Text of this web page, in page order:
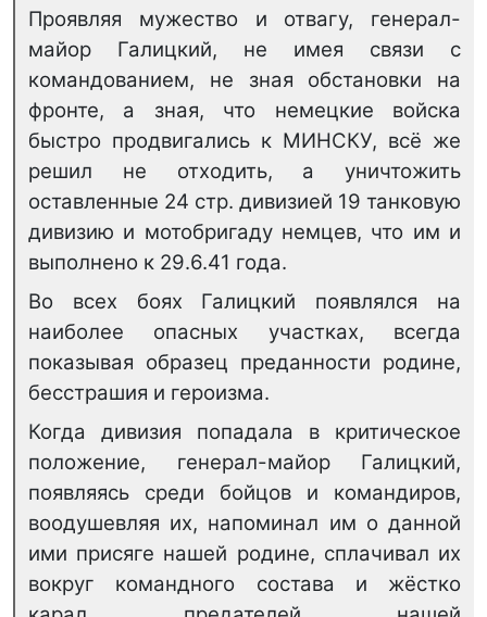
Проявляя мужество и отвагу, генерал-
майор Галицкий, не имея связи с
командованием, не зная обстановки на
фронте, а зная, что немецкие войска
быстро продвигались к МИНСКУ, всё же
решил не отходить, а уничтожить
оставленные 24 стр. дивизией 19 танковую
дивизию и мотобригаду немцев, что им и
выполнено к 29.6.41 года.
Во всех боях Галицкий появлялся на
наиболее опасных участках, всегда
показывая образец преданности родине,
бесстрашия и героизма.
Когда дивизия попадала в критическое
положение, генерал-майор Галицкий,
появляясь среди бойцов и командиров,
воодушевляя их, напоминал им о данной
ими присяге нашей родине, сплачивал их
вокруг командного состава и жёстко